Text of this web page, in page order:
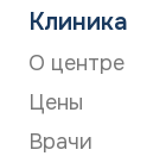
Клиника
О центре
Цены
Врачи